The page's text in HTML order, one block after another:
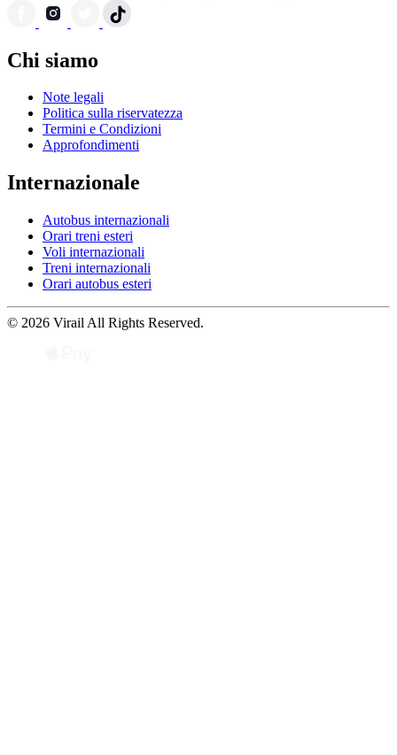
Chi siamo
Note legali
Politica sulla riservatezza
Termini e Condizioni
Approfondimenti
Internazionale
Autobus internazionali
Orari treni esteri
Voli internazionali
Treni internazionali
Orari autobus esteri
© 2026 Virail All Rights Reserved.